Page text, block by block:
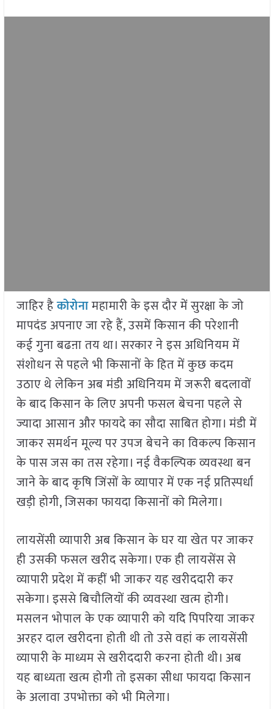
जाहिर हैकोरोनामहामारी के इस दौर में सुरक्षा के जो
मापदंड अपनाए जा रहे हैं, उसमें किसान की परेशानी
कई गुना बढऩा तय था। सरकार ने इस अधिनियम में
संशोधन से पहले भी किसानों के हित में कुछ कदम
उठाए थे लेकिन अब मंडी अधिनियम में जरूरी बदलावों
के बाद किसान के लिए अपनी फसल बेचना पहले से
ज्यादा आसान और फायदे का सौदा साबित होगा। मंडी में
जाकर समर्थन मूल्य पर उपज बेचने का विकल्प किसान
के पास जस का तस रहेगा। नई वैकल्पिक व्यवस्था बन
जाने के बाद कृषि जिंसों के व्यापार में एक नई प्रतिस्पर्धा
खड़ी होगी, जिसका फायदा किसानों को मिलेगा।
लायसेंसी व्यापारी अब किसान के घर या खेत पर जाकर
ही उसकी फसल खरीद सकेगा। एक ही लायसेंस से
व्यापारी प्रदेश में कहीं भी जाकर यह खरीददारी कर
सकेगा। इससे बिचौलियों की व्यवस्था खत्म होगी।
मसलन भोपाल के एक व्यापारी को यदि पिपरिया जाकर
अरहर दाल खरीदना होती थी तो उसे वहां क लायसेंसी
व्यापारी के माध्यम से खरीददारी करना होती थी। अब
यह बाध्यता खत्म होगी तो इसका सीधा फायदा किसान
के अलावा उपभोक्ता को भी मिलेगा।